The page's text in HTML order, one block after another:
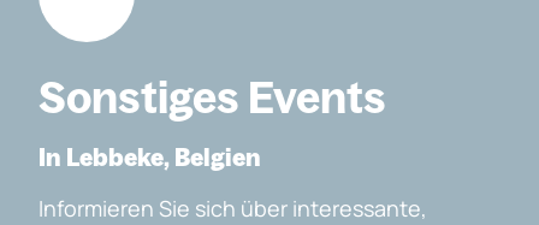
Sonstiges Events
In Lebbeke, Belgien
Informieren Sie sich über interessante,